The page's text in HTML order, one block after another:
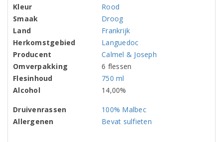
Kleur
Rood
Smaak
Droog
Land
Frankrijk
Herkomstgebied
Languedoc
Producent
Calmel & Joseph
Omverpakking
6 flessen
Flesinhoud
750 ml
Alcohol
14,00%
Druivenrassen
100% Malbec
Allergenen
Bevat sulfieten